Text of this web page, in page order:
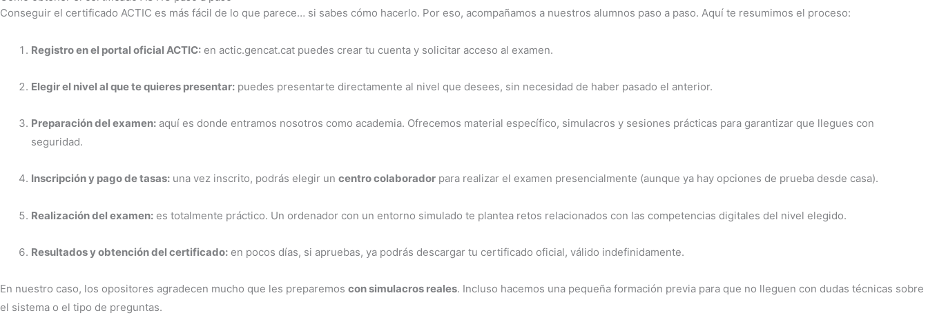
Conseguir el certificado ACTIC es más fácil de lo que parece… si sabes cómo hacerlo. Por eso, acompañamos a nuestros alumnos paso a paso. Aquí te resumimos el proceso:
Registro en el portal oficial ACTIC: en actic.gencat.cat puedes crear tu cuenta y solicitar acceso al examen.
Elegir el nivel al que te quieres presentar: puedes presentarte directamente al nivel que desees, sin necesidad de haber pasado el anterior.
Preparación del examen: aquí es donde entramos nosotros como academia. Ofrecemos material específico, simulacros y sesiones prácticas para garantizar que llegues con
seguridad.
Inscripción y pago de tasas: una vez inscrito, podrás elegir un centro colaborador para realizar el examen presencialmente (aunque ya hay opciones de prueba desde casa).
Realización del examen: es totalmente práctico. Un ordenador con un entorno simulado te plantea retos relacionados con las competencias digitales del nivel elegido.
Resultados y obtención del certificado: en pocos días, si apruebas, ya podrás descargar tu certificado oficial, válido indefinidamente.
En nuestro caso, los opositores agradecen mucho que les preparemos con simulacros reales. Incluso hacemos una pequeña formación previa para que no lleguen con dudas técnicas sobre
el sistema o el tipo de preguntas.